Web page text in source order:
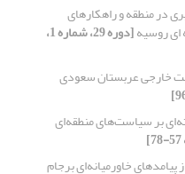
در منطقه و راهکارهای
ای روسیه [دوره 29، شماره 1،
خارجی عربستان سعودی
بر سیاست‌های منطقه‌ای
پیامدهای خاورمیانه‌ای برجام